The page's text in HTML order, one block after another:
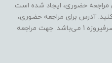
مراجعه حضوری، ایجاد شده است.
آدرس برای مراجعه حضوری،
تهران نو، خیابان شورا و همچنین قصرفیروزه 1 می‌باشد. جهت مراجعه